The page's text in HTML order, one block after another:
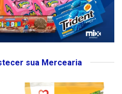
sua Mercearia